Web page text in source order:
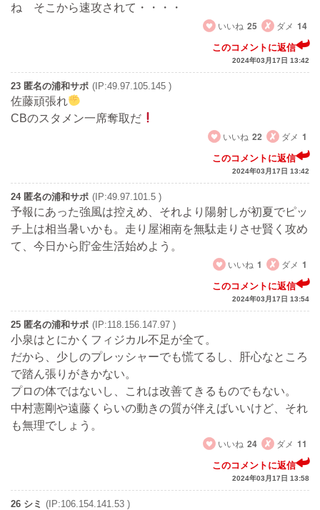
ね そこから速攻されて・・・・
いいね 25 ダメ 14
このコメントに返信
2024年03月17日 13:42
23 匿名の浦和サポ (IP:49.97.105.145 )
佐藤頑張れ
CBのスタメン一席奪取だ
いいね 22 ダメ 1
このコメントに返信
2024年03月17日 13:42
24 匿名の浦和サポ (IP:49.97.101.5 )
予報にあった強風は控えめ、それより陽射しが初夏でピッ
チ上は相当暑いかも。走り屋湘南を無駄走りさせ賢く攻め
て、今日から貯金生活始めよう。
いいね 1 ダメ 1
このコメントに返信
2024年03月17日 13:54
25 匿名の浦和サポ (IP:118.156.147.97 )
小泉はとにかくフィジカル不足が全て。
だから、少しのプレッシャーでも慌てるし、肝心なところ
で踏ん張りがきかない。
プロの体ではないし、これは改善てきるものでもない。
中村憲剛や遠藤くらいの動きの質が伴えばいいけど、それ
も無理でしょう。
いいね 24 ダメ 11
このコメントに返信
2024年03月17日 13:58
26 シミ (IP:106.154.141.53 )